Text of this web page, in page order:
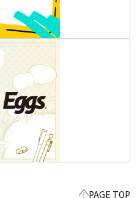
PAGE TOP